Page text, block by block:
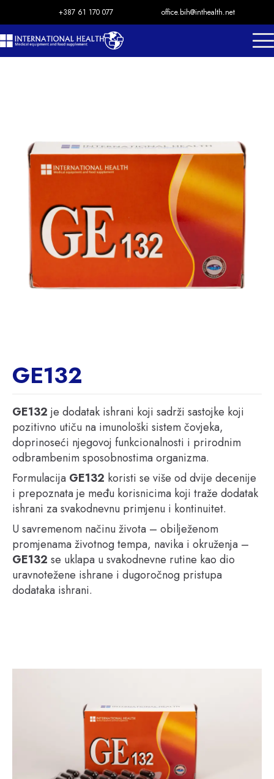
+387 61 170 077 office.bih@inthealth.net
GE132
GE132 je dodatak ishrani koji sadrži sastojke koji
pozitivno utiču na imunološki sistem čovjeka,
doprinoseći njegovoj funkcionalnosti i prirodnim
odbrambenim sposobnostima organizma.
Formulacija GE132 koristi se više od dvije decenije
i prepoznata je među korisnicima koji traže dodatak
ishrani za svakodnevnu primjenu i kontinuitet.
U savremenom načinu života – obilježenom
promjenama životnog tempa, navika i okruženja –
GE132 se uklapa u svakodnevne rutine kao dio
uravnotežene ishrane i dugoročnog pristupa
dodataka ishrani.